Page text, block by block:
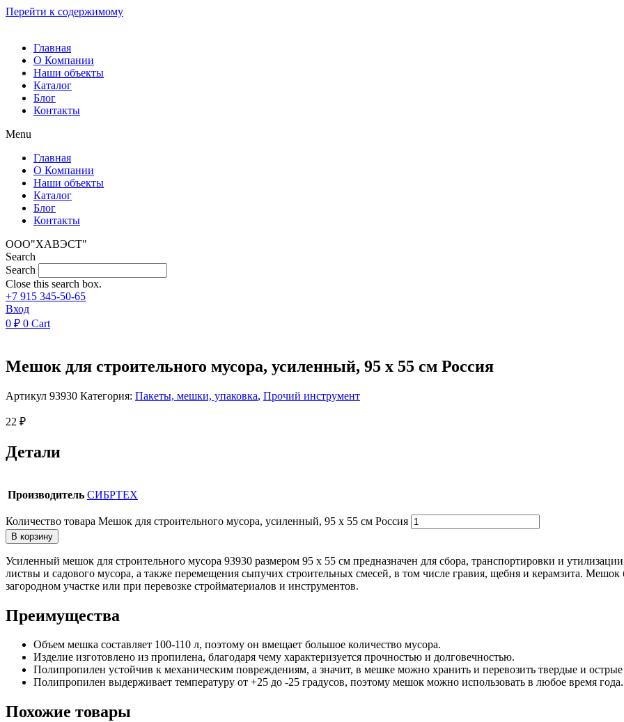
Перейти к содержимому
Главная
О Компании
Наши объекты
Каталог
Блог
Контакты
Menu
Главная
О Компании
Наши объекты
Каталог
Блог
Контакты
ООО"ХАВЭСТ"
Search
Search
Close this search box.
+7 915 345-50-65
Вход
0 ₽ 0 Cart
Мешок для строительного мусора, усиленный, 95 х 55 см Россия
Артикул 93930 Категория: Пакеты, мешки, упаковка, Прочий инструмент
22 ₽
Детали
Производитель СИБРТЕХ
Количество товара Мешок для строительного мусора, усиленный, 95 х 55 см Россия
В корзину
Усиленный мешок для строительного мусора 93930 размером 95 х 55 см предназначен для сбора, транспортировки и
листвы и садового мусора, а также перемещения сыпучих строительных смесей, в том числе гравия, щебня и керамзита. Мешок
загородном участке или при перевозке стройматериалов и инструментов.
Преимущества
Объем мешка составляет 100-110 л, поэтому он вмещает большое количество мусора.
Изделие изготовлено из пропилена, благодаря чему характеризуется прочностью и долговечностью.
Полипропилен устойчив к механическим повреждениям, а значит, в мешке можно хранить и перевозить твердые и
Полипропилен выдерживает температуру от +25 до -25 градусов, поэтому мешок можно использовать в любое время года.
Похожие товары